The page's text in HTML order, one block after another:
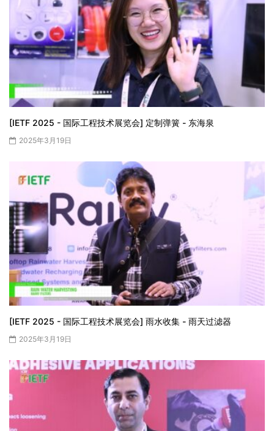
[IETF 2025 - 国际工程技术展览会] 定制弹簧 - 东海泉
2025年3月19日
[IETF 2025 - 国际工程技术展览会] 雨水收集 - 雨天过滤器
2025年3月19日